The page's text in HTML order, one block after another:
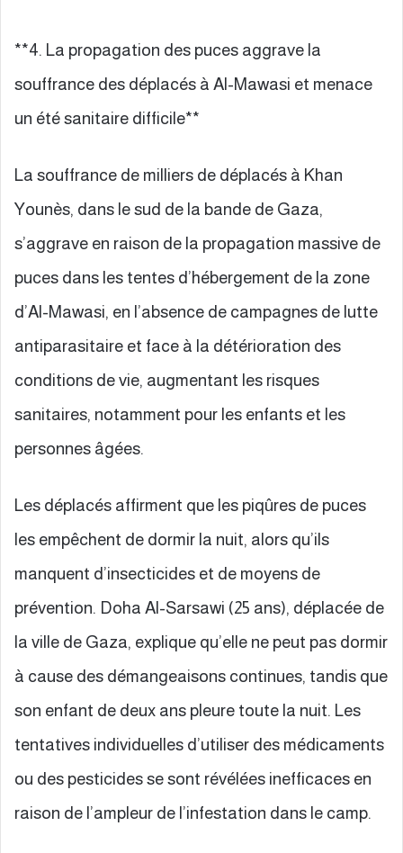
**4. La propagation des puces aggrave la
souffrance des déplacés à Al-Mawasi et menace
un été sanitaire difficile**
La souffrance de milliers de déplacés à Khan
Younès, dans le sud de la bande de Gaza,
s’aggrave en raison de la propagation massive de
puces dans les tentes d’hébergement de la zone
d’Al-Mawasi, en l’absence de campagnes de lutte
antiparasitaire et face à la détérioration des
conditions de vie, augmentant les risques
sanitaires, notamment pour les enfants et les
personnes âgées.
Les déplacés affirment que les piqûres de puces
les empêchent de dormir la nuit, alors qu’ils
manquent d’insecticides et de moyens de
prévention. Doha Al-Sarsawi (25 ans), déplacée de
la ville de Gaza, explique qu’elle ne peut pas dormir
à cause des démangeaisons continues, tandis que
son enfant de deux ans pleure toute la nuit. Les
tentatives individuelles d’utiliser des médicaments
ou des pesticides se sont révélées inefficaces en
raison de l’ampleur de l’infestation dans le camp.